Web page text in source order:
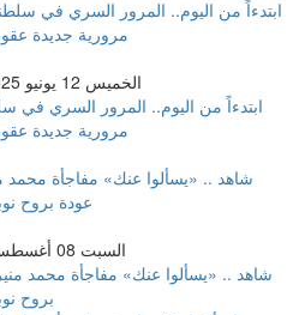
الخميس 12 يونيو 2025 06:07 صباحاً
ابتدءاً من اليوم.. المرور السري في
مرورية جديدة
السبت 08 أغسطس 2026 09:53 مساءً
بروح